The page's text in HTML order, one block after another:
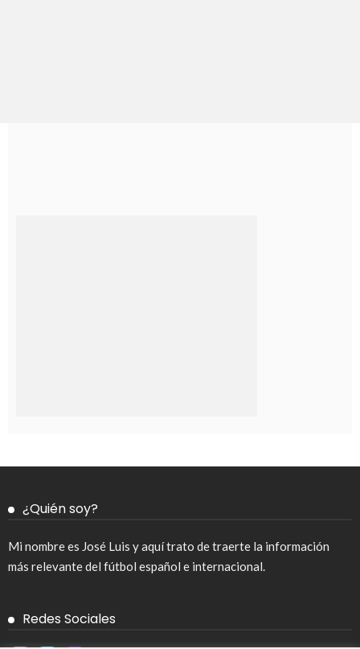
¿Quién soy?
Mi nombre es José Luis y aquí trato de traerte la información
más relevante del fútbol español e internacional.
Redes Sociales